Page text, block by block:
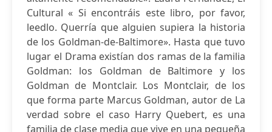
Cultural « Si encontráis este libro, por favor,
leedlo. Querría que alguien supiera la historia
de los Goldman-de-Baltimore». Hasta que tuvo
lugar el Drama existían dos ramas de la familia
Goldman: los Goldman de Baltimore y los
Goldman de Montclair. Los Montclair, de los
que forma parte Marcus Goldman, autor de La
verdad sobre el caso Harry Quebert, es una
familia de clase media que vive en una pequeña